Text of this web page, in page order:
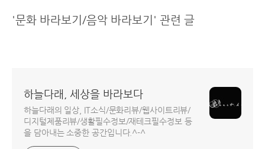
'문화 바라보기/음악 바라보기' 관련 글
하늘다래, 세상을 바라보다
하늘다래의 일상, IT소식/문화리뷰/웹사이트리뷰/
디지털제품리뷰/생활필수정보/재테크필수정보 등
을 담아내는 소중한 공간입니다.^-^